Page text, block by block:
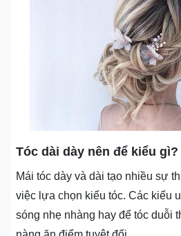
Tóc dài dày nên để kiểu gì?
Mái tóc dày và dài tạo nhiều sự
việc lựa chọn kiểu tóc. Các kiểu
sóng nhẹ nhàng hay để tóc duỗi